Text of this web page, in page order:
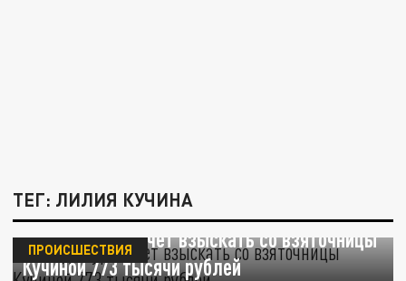
ТЕГ: ЛИЛИЯ КУЧИНА
Прокуратура хочет взыскать со взяточницы
Кучиной 773 тысячи рублей
ПРОИСШЕСТВИЯ